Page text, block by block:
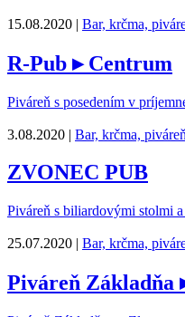
15.08.2020 | Bar, krčma,
R-Pub ▸ Centrum
Piváreň s posedením v
3.08.2020 | Bar, krčma, piváreň
ZVONEC PUB
Piváreň s biliardovými stolmi
25.07.2020 | Bar, krčma,
Piváreň Základňa